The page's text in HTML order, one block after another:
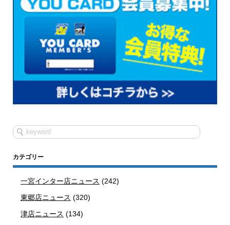
カテゴリー
一宮インター店ニュース (242)
東郷店ニュース (320)
津店ニュース (134)